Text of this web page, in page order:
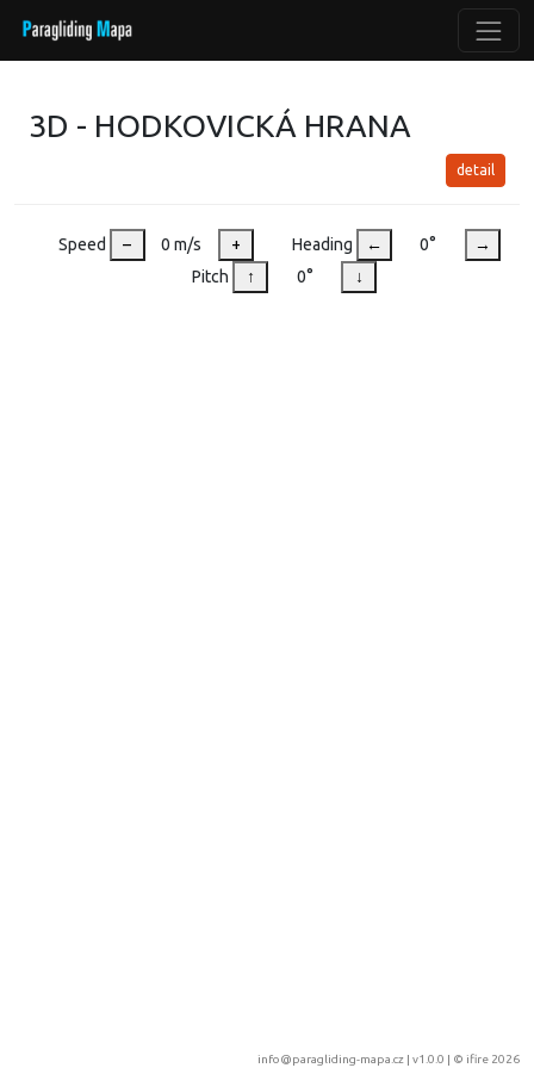
3D - HODKOVICKÁ HRANA
detail
Speed – 0 m/s + Heading ← 0°
→
Pitch
↑ 0° ↓
info@paragliding-mapa.cz | v1.0.0 | © ifire 2026